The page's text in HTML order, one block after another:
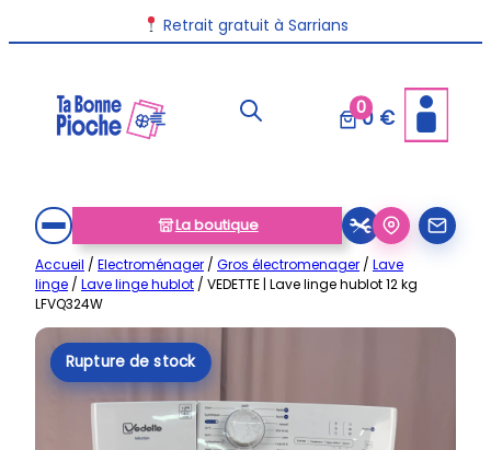
au
Retrait gratuit à Sarrians
Livraison disponible dans toute la France
00 €
La boutique
Accueil / Electroménager / Gros électromenager / Lave
linge / Lave linge hublot / VEDETTE | Lave linge hublot 12 kg
LFVQ324W